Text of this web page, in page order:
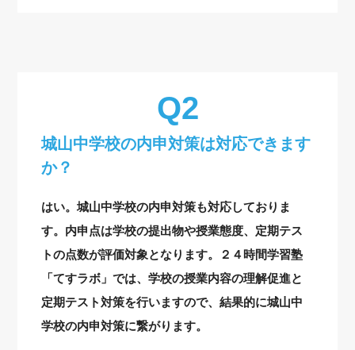
城山中学校の内申対策は対応できます
か？
はい。城山中学校の内申対策も対応しておりま
す。内申点は学校の提出物や授業態度、定期テス
トの点数が評価対象となります。２４時間学習塾
「てすラボ」では、学校の授業内容の理解促進と
定期テスト対策を行いますので、結果的に城山中
学校の内申対策に繋がります。